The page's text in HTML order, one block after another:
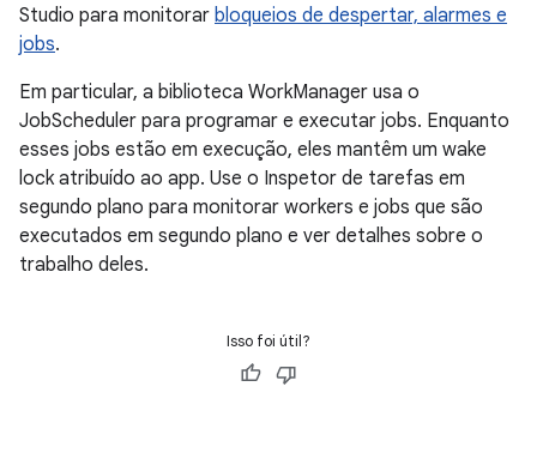
Studio para monitorar bloqueios de despertar, alarmes e
jobs.
Em particular, a biblioteca WorkManager usa o
JobScheduler para programar e executar jobs. Enquanto
esses jobs estão em execução, eles mantêm um wake
lock atribuído ao app. Use o Inspetor de tarefas em
segundo plano para monitorar workers e jobs que são
executados em segundo plano e ver detalhes sobre o
trabalho deles.
Isso foi útil?